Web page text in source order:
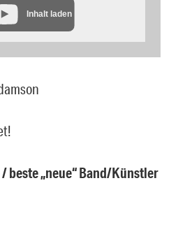
Inhalt laden
beste „neue“ Band/Künstler